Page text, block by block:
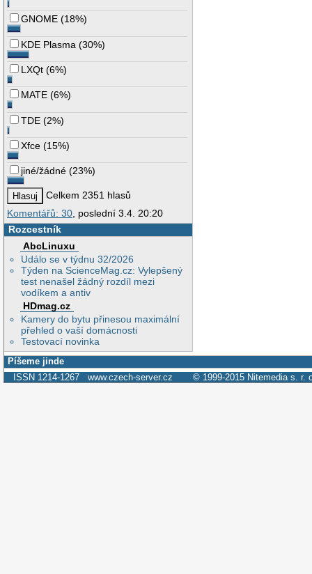
GNOME (18%)
KDE Plasma (30%)
LXQt (6%)
MATE (6%)
TDE (2%)
Xfce (15%)
jiné/žádné (23%)
Celkem 2351 hlasů
Komentářů: 30 , poslední 3.4. 20:20
Rozcestník
AbcLinuxu
Událo se v týdnu 32/2026
Týden na ScienceMag.cz: Vylepšený
test nenašel žádný rozdíl mezi
vodíkem a antiv
HDmag.cz
Kamery do bytu přinesou maximální
přehled o vaší domácnosti
Testovací novinka
Píšeme jinde
ISSN 1214-1267 www.czech-server.cz © 1999-2015 Nitemedia s. r.